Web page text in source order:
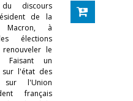
discours
de la
Macron, à
élections
renouveler le
Faisant un
l'état des
sur l'Union
français